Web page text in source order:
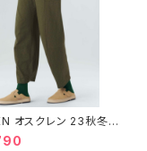
冬
1041-66127